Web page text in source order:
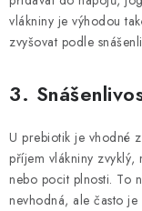
vlákniny je výhodou
zvyšovat podle
3.
U prebiotik je vhodné
příjem vlákniny zvyklý,
nebo pocit plnosti. To
nevhodná, ale často je